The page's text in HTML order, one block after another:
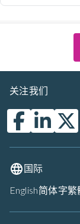
关注我们
国际
English简体字繁